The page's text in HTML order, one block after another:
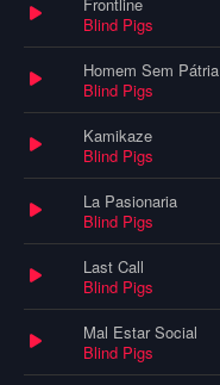
Blind Pigs
Homem Sem Pátria
Blind Pigs
Kamikaze
Blind Pigs
La Pasionaria
Blind Pigs
Last Call
Blind Pigs
Mal Estar Social
Blind Pigs